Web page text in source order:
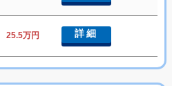
25.5万円 詳細